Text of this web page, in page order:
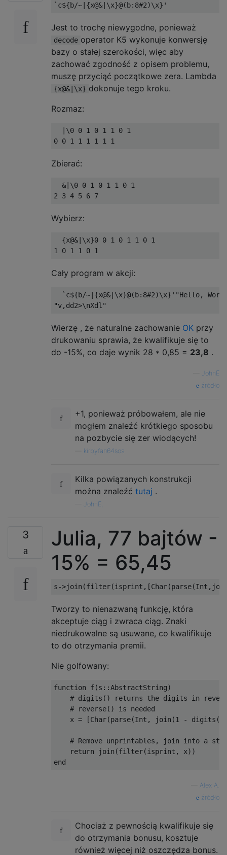
Jest to trochę niewygodne, ponieważ
decode operator K5 wykonuje konwersję
bazy o stałej szerokości, więc aby
zachować zgodność z opisem problemu,
muszę przyciąć początkowe zera. Lambda
{x@&|\x} dokonuje tego kroku.
Rozmaz:
  |\0 0 1 0 1 1 0 1
Zbierać:
  &|\0 0 1 0 1 1 0 1
Wybierz:
  {x@&|\x}0 0 1 0 1 1 0 1
Cały program w akcji:
`c${b/~|{x@&|\x}@(b:8#2)\x}'"Hello,
Wierzę , że naturalne zachowanie OK przy
drukowaniu sprawia, że ​​kwalifikuje się to
do -15%, co daje wynik 28 * 0,85 = 23,8 .
JohnE
źródło
+1, ponieważ próbowałem, ale nie
mogłem znaleźć krótkiego sposobu
na pozbycie się zer wiodących!
kirbyfan64sos
Kilka powiązanych konstrukcji
można znaleźć tutaj .
JohnE,
3
Julia, 77 bajtów -
15% = 65,45
s->join (filter(isprint ,[Char(parse(Int ,
Tworzy to nienazwaną funkcję, która
akceptuje ciąg i zwraca ciąg. Znaki
niedrukowalne są usuwane, co kwalifikuje
to do otrzymania premii.
Nie golfowany:
function f(s ::AbstractString)
# digits() returns the digits in
# reverse() is needed
    x
= [Char(parse(Int , join (1 - digits (
# Remove unprintables, join into a
return join (filter(isprint , x))
end
Alex A.
źródło
Chociaż z pewnością kwalifikuje się
do otrzymania bonusu, kosztuje
również więcej niż oszczędza bonus.